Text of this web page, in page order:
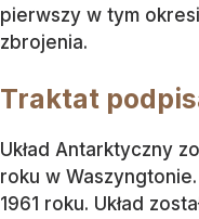
pierwszy w tym
zbrojenia.
Traktat
Układ Antarktyczny
roku w
1961 roku. Układ